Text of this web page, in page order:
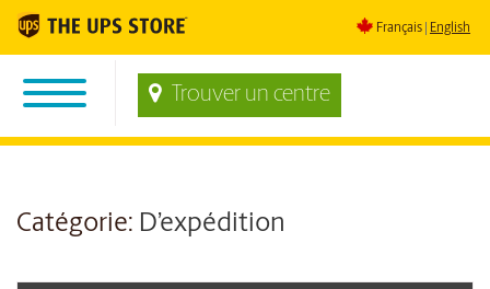
Français English
Trouver un centre
Catégorie: D’expédition